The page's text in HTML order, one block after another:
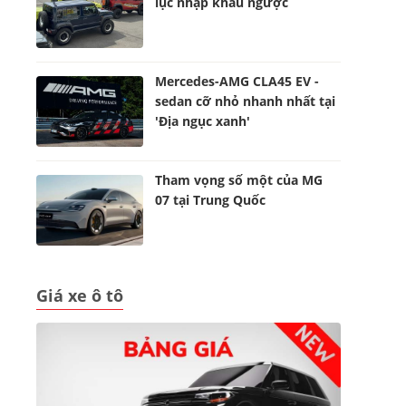
Mercedes-AMG CLA45 EV -
sedan cỡ nhỏ nhanh nhất tại
'Địa ngục xanh'
Tham vọng số một của MG
07 tại Trung Quốc
Giá xe ô tô